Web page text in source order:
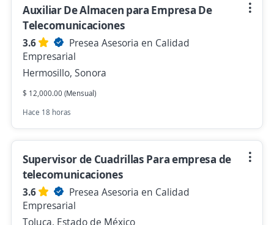
Auxiliar De Almacen para Empresa De
Telecomunicaciones
3.6
Presea Asesoria en Calidad
Empresarial
Hermosillo, Sonora
$ 12,000.00 (Mensual)
Hace 18 horas
Supervisor de Cuadrillas Para empresa de
telecomunicaciones
3.6
Presea Asesoria en Calidad
Empresarial
Toluca, Estado de México